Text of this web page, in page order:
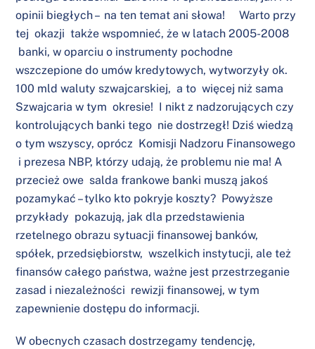
opinii biegłych – na ten temat ani słowa! Warto przy
tej okazji także wspomnieć, że w latach 2005-2008
banki, w oparciu o instrumenty pochodne
wszczepione do umów kredytowych, wytworzyły ok.
100 mld waluty szwajcarskiej, a to więcej niż sama
Szwajcaria w tym okresie! I nikt z nadzorujących czy
kontrolujących banki tego nie dostrzegł! Dziś wiedzą
o tym wszyscy, oprócz Komisji Nadzoru Finansowego
i prezesa NBP, którzy udają, że problemu nie ma! A
przecież owe salda frankowe banki muszą jakoś
pozamykać – tylko kto pokryje koszty? Powyższe
przykłady pokazują, jak dla przedstawienia
rzetelnego obrazu sytuacji finansowej banków,
spółek, przedsiębiorstw, wszelkich instytucji, ale też
finansów całego państwa, ważne jest przestrzeganie
zasad i niezależności rewizji finansowej, w tym
zapewnienie dostępu do informacji.
W obecnych czasach dostrzegamy tendencję,